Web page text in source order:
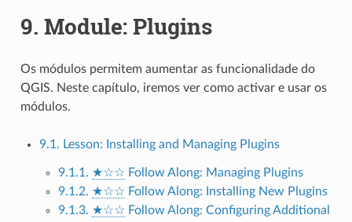
9. Module: Plugins
Os módulos permitem aumentar as funcionalidade do
QGIS. Neste capítulo, iremos ver como activar e usar os
módulos.
9.1. Lesson: Installing and Managing Plugins
9.1.1. ★☆☆ Follow Along: Managing Plugins
9.1.2. ★☆☆ Follow Along: Installing New Plugins
9.1.3. ★☆☆ Follow Along: Configuring Additional